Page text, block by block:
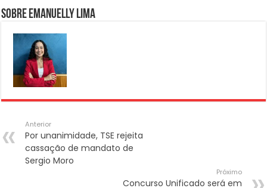
Sobre Emanuelly Lima
Anterior
Por unanimidade, TSE rejeita
cassação de mandato de
Sergio Moro
Próximo
Concurso Unificado será em